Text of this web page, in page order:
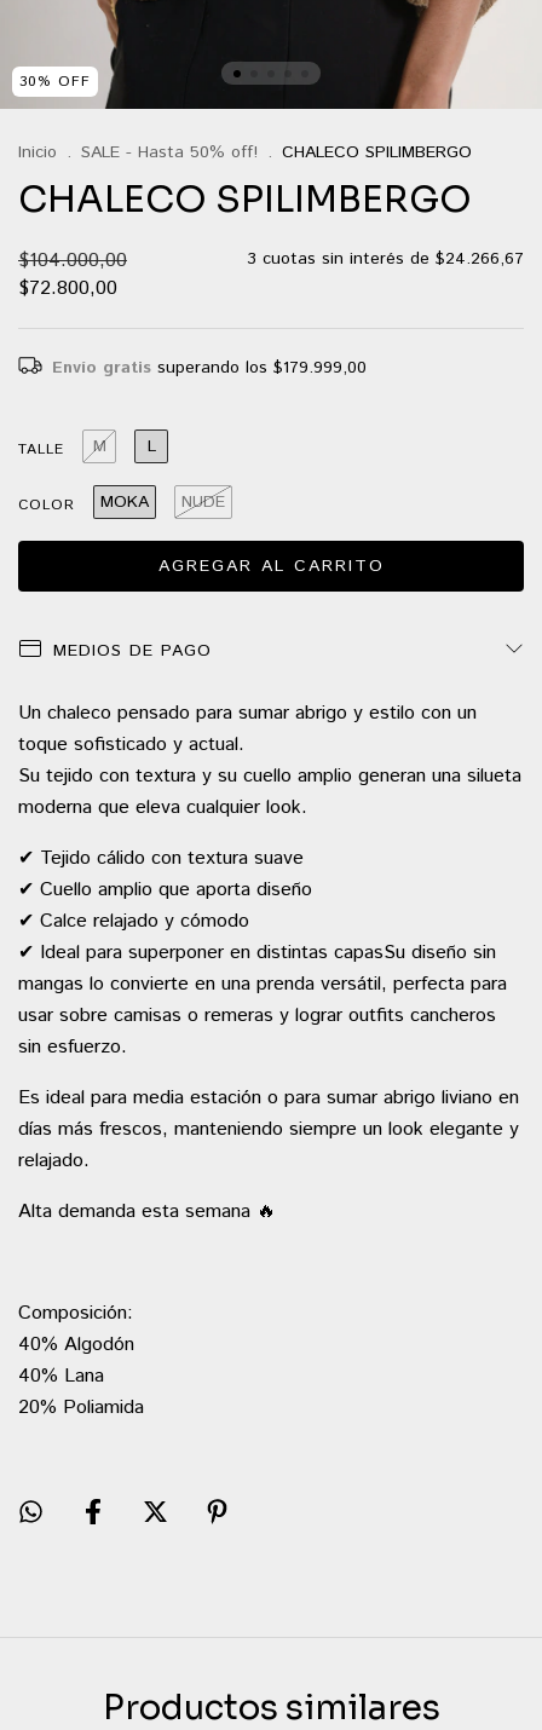
30% OFF
Inicio . SALE - Hasta 50% off! . CHALECO SPILIMBERGO
CHALECO SPILIMBERGO
$104.000,00
$72.800,00
3 cuotas sin interés de $24.266,67
Envío gratis superando los $179.999,00
TALLE M L
COLOR MOKA NUDE
MEDIOS DE PAGO
Un chaleco pensado para sumar abrigo y estilo con un
toque sofisticado y actual.
Su tejido con textura y su cuello amplio generan una silueta
moderna que eleva cualquier look.
✔ Tejido cálido con textura suave
✔ Cuello amplio que aporta diseño
✔ Calce relajado y cómodo
✔ Ideal para superponer en distintas capasSu diseño sin
mangas lo convierte en una prenda versátil, perfecta para
usar sobre camisas o remeras y lograr outfits cancheros
sin esfuerzo.
Es ideal para media estación o para sumar abrigo liviano en
días más frescos, manteniendo siempre un look elegante y
relajado.
Alta demanda esta semana 🔥
Composición:
40% Algodón
40% Lana
20% Poliamida
Productos similares